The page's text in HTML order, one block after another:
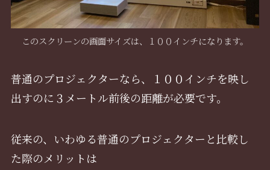
このスクリーンの画面サイズは、１００インチになります。
普通のプロジェクターなら、１００インチを映し
出すのに３メートル前後の距離が必要です。
従来の、いわゆる普通のプロジェクターと比較し
た際のメリットは